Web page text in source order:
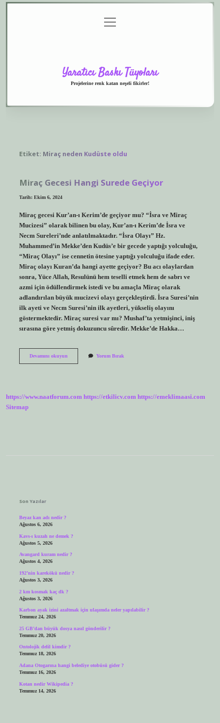
menüyü
aç
Yaratıcı Baskı Tüyoları
Projelerine renk katan neşeli fikirler!
Etiket: Miraç neden Kudüste oldu
Miraç Gecesi Hangi Surede Geçiyor
Tarih: Ekim 6, 2024
Miraç gecesi Kur’an-ı Kerim’de geçiyor mu? “İsra ve Miraç
Mucizesi” olarak bilinen bu olay, Kur’an-ı Kerim’de İsra ve
Necm Sureleri’nde anlatılmaktadır. “İsra Olayı” Hz.
Muhammed’in Mekke’den Kudüs’e bir gecede yaptığı yolculuğu,
“Miraç Olayı” ise cennetin ötesine yaptığı yolculuğu ifade eder.
Miraç olayı Kuran’da hangi ayette geçiyor? Bu acı olaylardan
sonra, Yüce Allah, Resulünü hem teselli etmek hem de sabrı ve
azmi için ödüllendirmek istedi ve bu amaçla Miraç olarak
adlandırılan büyük mucizevi olayı gerçekleştirdi. İsra Suresi’nin
ilk ayeti ve Necm Suresi’nin ilk ayetleri, yükseliş olayını
göstermektedir. Miraç suresi var mı? Mushaf’ta yetmişinci, iniş
sırasına göre yetmiş dokuzuncu sûredir. Mekke’de Hakka…
Devamını okuyunMiraç
Yorum Bırak
https://www.naatforum.com https://etkilicv.com https://emeklimaasi.com
Sitemap
Son Yazılar
Beyaz kan adı nedir ?
Ağustos 6, 2026
Kavs-ı kuzah ne demek ?
Ağustos 5, 2026
Avangard kuram nedir ?
Ağustos 4, 2026
192’nin karekökü nedir ?
Ağustos 3, 2026
2 km kosmak kaç dk ?
Ağustos 3, 2026
Karbon ayak izini azaltmak için ulaşımda neler yapılabilir ?
Temmuz 24, 2026
25 GB’dan büyük dosya nasıl gönderilir ?
Temmuz 20, 2026
Ontolojik delil kimdir ?
Temmuz 18, 2026
Adana Otogarına hangi belediye otobüsü gider ?
Temmuz 16, 2026
Kotan nedir Wikipedia ?
Temmuz 14, 2026